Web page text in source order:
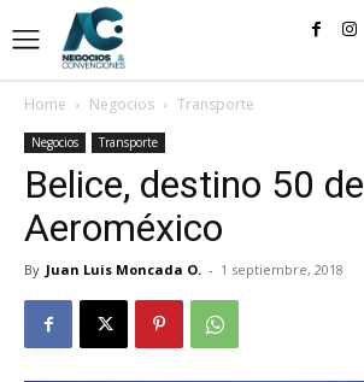
Home Negocios Transporte
Negocios Transporte
Belice, destino 50 de
Aeroméxico
By Juan Luis Moncada O. - 1 septiembre, 2018